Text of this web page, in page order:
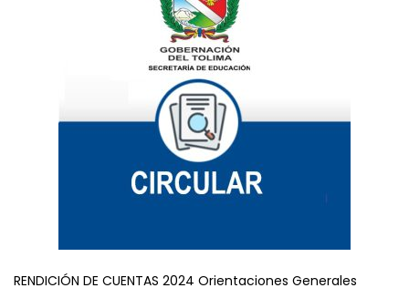
RENDICIÓN DE CUENTAS 2024 Orientaciones Generales